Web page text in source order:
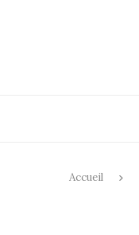
Accueil